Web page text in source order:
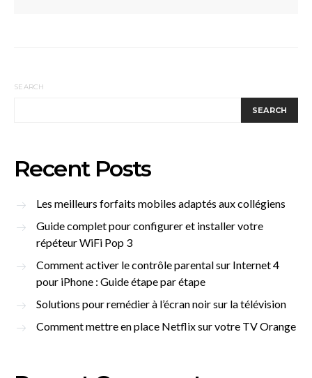
SEARCH
SEARCH
Recent Posts
Les meilleurs forfaits mobiles adaptés aux collégiens
Guide complet pour configurer et installer votre
répéteur WiFi Pop 3
Comment activer le contrôle parental sur Internet 4
pour iPhone : Guide étape par étape
Solutions pour remédier à l’écran noir sur la télévision
Comment mettre en place Netflix sur votre TV Orange